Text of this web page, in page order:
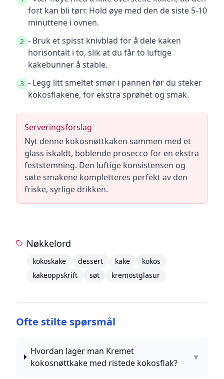
fort kan bli tørr. Hold øye med den de siste 5-10
minuttene i ovnen.
2 - Bruk et spisst knivblad for å dele kaken
horisontalt i to, slik at du får to luftige
kakebunner å stable.
3 - Legg litt smeltet smør i pannen før du steker
kokosflakene, for ekstra sprøhet og smak.
Serveringsforslag
Nyt denne kokosnøttkaken sammen med et
glass iskaldt, boblende prosecco for en ekstra
feststemning. Den luftige konsistensen og
søte smakene kompletteres perfekt av den
friske, syrlige drikken.
Nøkkelord
kokoskake dessert kake
kokos
kakeoppskrift
søt kremostglasur
Ofte stilte spørsmål
Hvordan lager man Kremet
kokosnøttkake med ristede kokosflak?
▼